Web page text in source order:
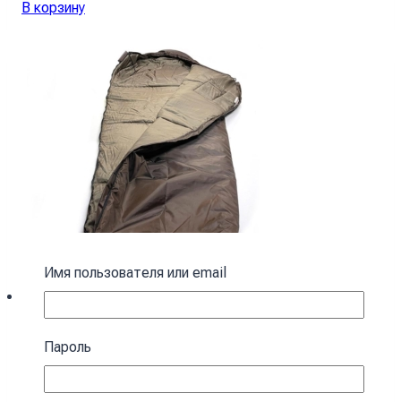
В корзину
Спальный мешок с капюшоном “Кокон”
зимний коричневый зимний
Имя пользователя или email
Пароль